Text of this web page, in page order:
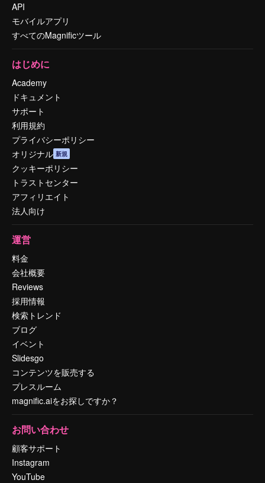
API
モバイルアプリ
すべてのMagnificツール
はじめに
Academy
ドキュメント
サポート
利用規約
プライバシーポリシー
オリジナル 新規
クッキーポリシー
トラストセンター
アフィリエイト
法人向け
運営
料金
会社概要
Reviews
採用情報
検索トレンド
ブログ
イベント
Slidesgo
コンテンツを販売する
プレスルーム
magnific.aiをお探しですか？
お問い合わせ
顧客サポート
Instagram
YouTube